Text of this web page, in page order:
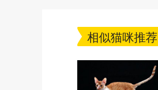
相似猫咪推荐